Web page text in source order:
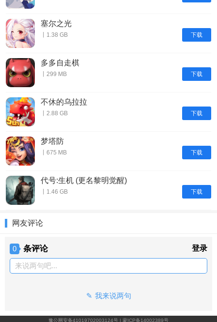
下载
塞尔之光
丨1.38 GB
下载
多多自走棋
丨299 MB
下载
不休的乌拉拉
丨2.88 GB
下载
梦塔防
丨675 MB
下载
代号:生机 (更名黎明觉醒)
丨1.46 GB
网友评论
0 条评论 登录
来说两句吧...
我来说两句
豫公网安备41019702003124号 | 蒙ICP备14002389号